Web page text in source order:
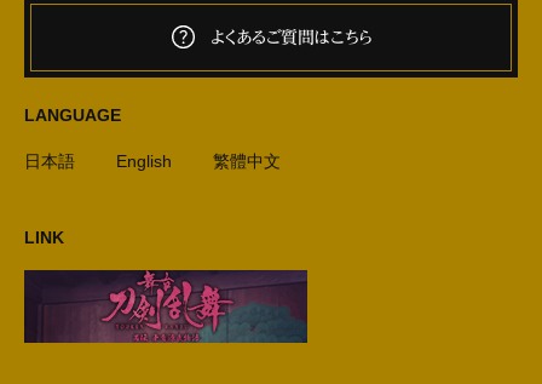
よくあるご質問はこちら
LANGUAGE
日本語 English 繁體中文
LINK